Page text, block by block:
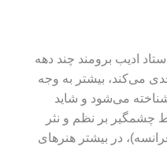
استاد ادیب برومند چند دهه
می‌کند، بیشتر به وجه
می‌شود و شاید
چشمگیر بر نظم و نثر
در بیشتر هنرهای